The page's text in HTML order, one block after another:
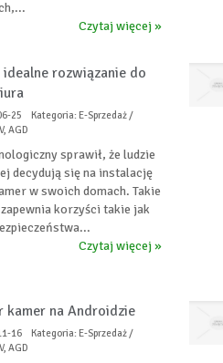
Czytaj więcej »
idealne rozwiązanie do
25
Kategoria: E-Sprzedaż /
AGD
sprawił, że ludzie
decydują się na instalację
w swoich domach. Takie
korzyści takie jak
Czytaj więcej »
kamer na Androidzie
16
Kategoria: E-Sprzedaż /
AGD